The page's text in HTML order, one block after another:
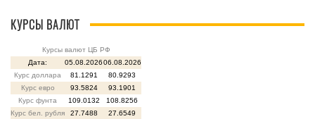
КУРСЫ ВАЛЮТ
Курсы валют ЦБ РФ
Дата:
05.08.202606.08.2026
Курс доллара
81.1291
80.9293
Курс евро
93.5824
93.1901
Курс фунта
109.0132
108.8256
Курс бел. рубля
27.7488
27.6549